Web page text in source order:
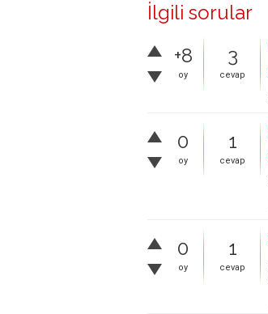
İlgili sorular
+8
oy
3
cevap
0
oy
1
cevap
0
oy
1
cevap